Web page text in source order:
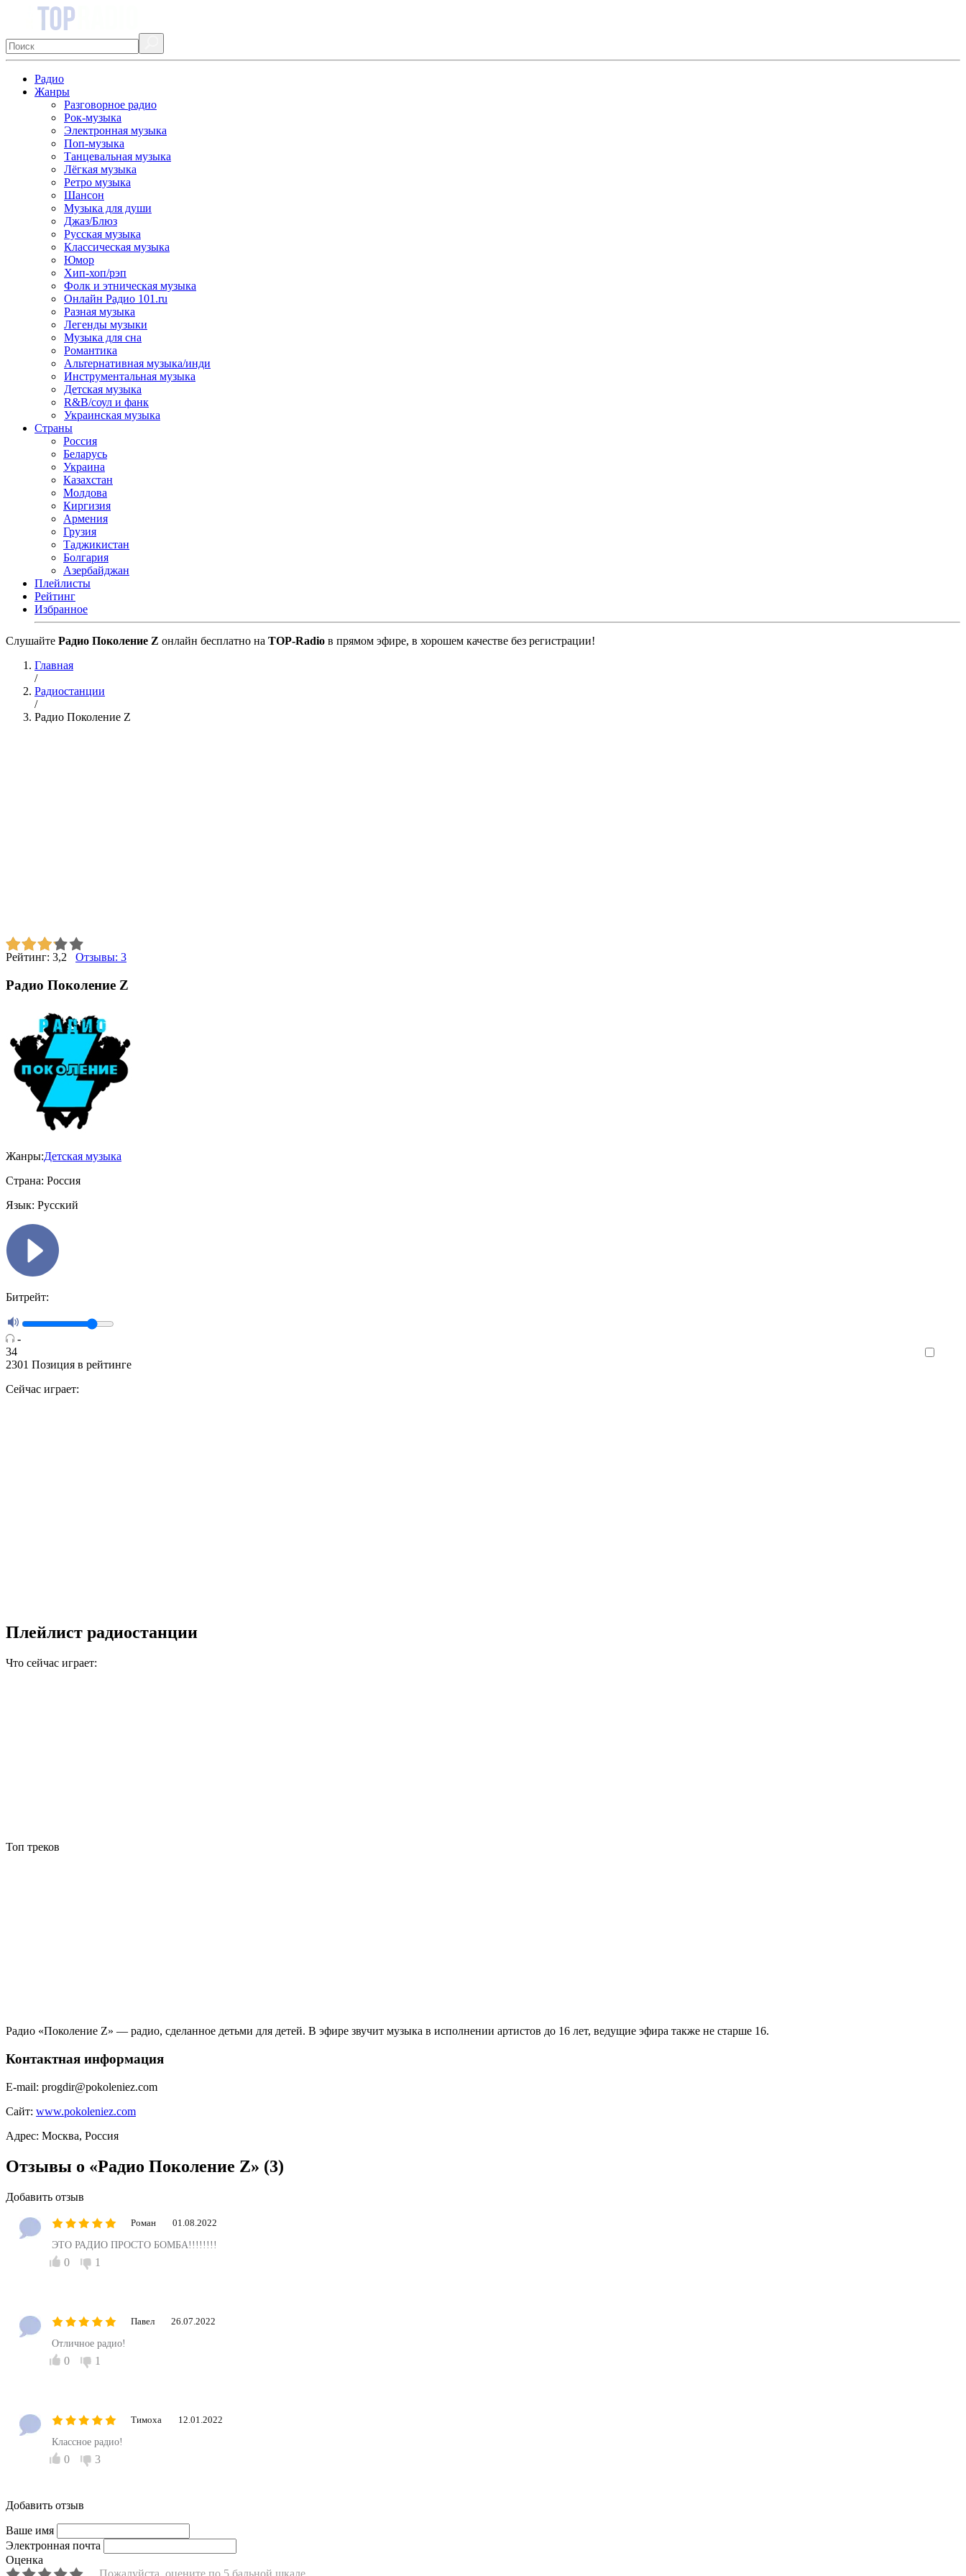
Радио
Жанры
Разговорное радио
Рок-музыка
Электронная музыка
Поп-музыка
Танцевальная музыка
Лёгкая музыка
Ретро музыка
Шансон
Музыка для души
Джаз/Блюз
Русская музыка
Классическая музыка
Юмор
Хип-хоп/рэп
Фолк и этническая музыка
Онлайн Радио 101.ru
Разная музыка
Легенды музыки
Музыка для сна
Романтика
Альтернативная музыка/инди
Инструментальная музыка
Детская музыка
R&B/cоул и фанк
Украинская музыка
Страны
Россия
Беларусь
Украина
Казахстан
Молдова
Киргизия
Армения
Грузия
Таджикистан
Болгария
Азербайджан
Плейлисты
Рейтинг
Избранное
Cлушайте Радио Поколение Z онлайн бесплатно на TOP-Radio в прямом эфире, в хорошем качестве без регистрации!
Главная
/
Радиостанции
/
Радио Поколение Z
Рейтинг: 3,2 Отзывы: 3
Радио Поколение Z
Жанры:Детская музыка
Страна: Россия
Язык: Русский
Битрейт:
-
34
2301 Позиция в рейтинге
Сейчас играет:
Плейлист радиостанции
Что сейчас играет:
Топ треков
Радио «Поколение Z» — радио, сделанное детьми для детей. В эфире звучит музыка в исполнении артистов до 16 лет, ведущие эфира также не старше 16.
Контактная информация
E-mail: progdir@pokoleniez.com
Сайт: www.pokoleniez.com
Адрес: Москва, Россия
Отзывы о «Радио Поколение Z» (3)
Добавить отзыв
Роман 01.08.2022
ЭТО РАДИО ПРОСТО БОМБА!!!!!!!!
0 1
Павел 26.07.2022
Отличное радио!
0 1
Тимоха 12.01.2022
Классное радио!
0 3
Добавить отзыв
Ваше имя
Электронная почта
Оценка
Пожалуйста, оцените по 5 бальной шкале